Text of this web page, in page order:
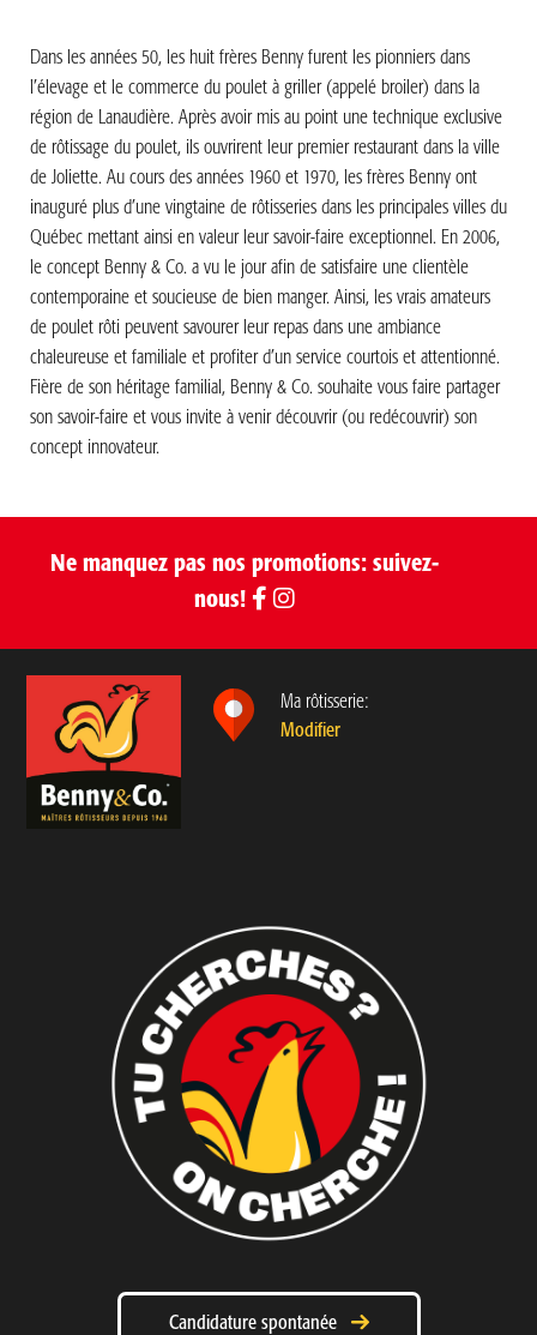
Dans les années 50, les huit frères Benny furent les pionniers dans
l’élevage et le commerce du poulet à griller (appelé broiler) dans la
région de Lanaudière. Après avoir mis au point une technique exclusive
de rôtissage du poulet, ils ouvrirent leur premier restaurant dans la ville
de Joliette. Au cours des années 1960 et 1970, les frères Benny ont
inauguré plus d’une vingtaine de rôtisseries dans les principales villes du
Québec mettant ainsi en valeur leur savoir-faire exceptionnel. En 2006,
le concept Benny & Co. a vu le jour afin de satisfaire une clientèle
contemporaine et soucieuse de bien manger. Ainsi, les vrais amateurs
de poulet rôti peuvent savourer leur repas dans une ambiance
chaleureuse et familiale et profiter d’un service courtois et attentionné.
Fière de son héritage familial, Benny & Co. souhaite vous faire partager
son savoir-faire et vous invite à venir découvrir (ou redécouvrir) son
concept innovateur.
Ne manquez pas nos promotions: suivez-
nous!
Ma rôtisserie:
Modifier
Candidature spontanée